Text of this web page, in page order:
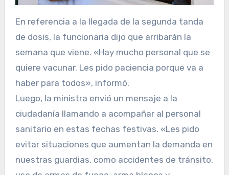
En referencia a la llegada de la segunda tanda
de dosis, la funcionaria dijo que arribarán la
semana que viene. «Hay mucho personal que se
quiere vacunar. Les pido paciencia porque va a
haber para todos», informó.
Luego, la ministra envió un mensaje a la
ciudadanía llamando a acompañar al personal
sanitario en estas fechas festivas. «Les pido
evitar situaciones que aumentan la demanda en
nuestras guardias, como accidentes de tránsito,